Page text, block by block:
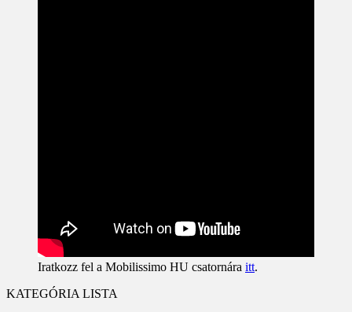
Iratkozz fel a Mobilissimo HU csatornára itt.
KATEGÓRIA LISTA